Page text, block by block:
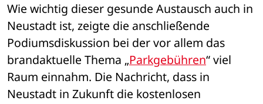
Wie wichtig dieser gesunde Austausch auch in
Neustadt ist, zeigte die anschließende
Podiumsdiskussion bei der vor allem das
brandaktuelle Thema „Parkgebühren“ viel
Raum einnahm. Die Nachricht, dass in
Neustadt in Zukunft die kostenlosen